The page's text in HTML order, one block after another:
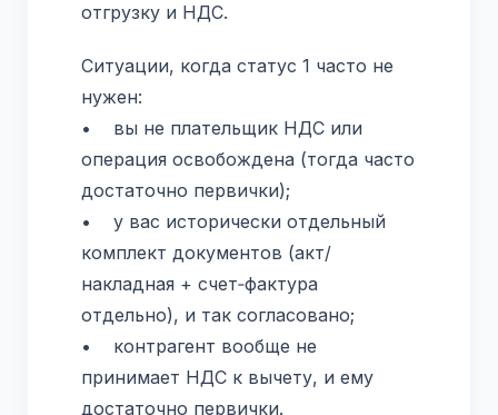
отгрузку и НДС.
Ситуации, когда статус 1 часто не
нужен:
• вы не плательщик НДС или
операция освобождена (тогда часто
достаточно первички);
• у вас исторически отдельный
комплект документов (акт/
накладная + счет‑фактура
отдельно), и так согласовано;
• контрагент вообще не
принимает НДС к вычету, и ему
достаточно первички.